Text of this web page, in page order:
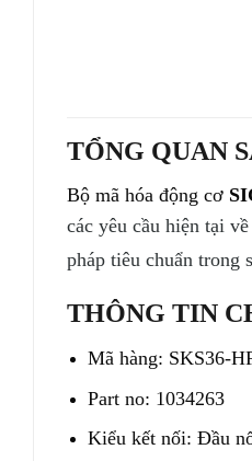
TỔNG QUAN
Bộ mã hóa động cơ
các yêu cầu hiện tại
pháp tiêu chuẩn trong
THÔNG TIN
Mã hàng: SKS36-
Part no: 1034263
Kiểu kết nối: Đầu